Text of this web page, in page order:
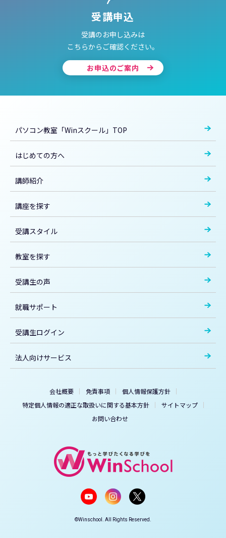
受講申込
受講のお申し込みは
こちらからご確認ください。
お申込のご案内
パソコン教室「Winスクール」TOP
はじめての方へ
講師紹介
講座を探す
受講スタイル
教室を探す
受講生の声
就職サポート
受講生ログイン
法人向けサービス
会社概要 免責事項
個人情報保護方針
特定個人情報の適正な取扱いに関する基本方針
サイトマップ
お問い合わせ
©Winschool. All Rights Reserved.